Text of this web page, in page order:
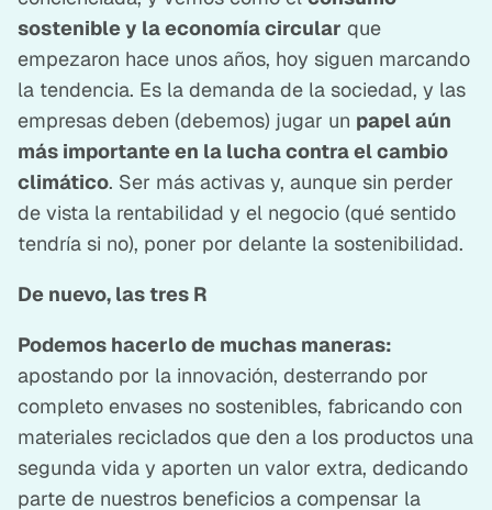
sostenible y la economía circular que
empezaron hace unos años, hoy siguen marcando
la tendencia. Es la demanda de la sociedad, y las
empresas deben (debemos) jugar un papel aún
más importante en la lucha contra el cambio
climático. Ser más activas y, aunque sin perder
de vista la rentabilidad y el negocio (qué sentido
tendría si no), poner por delante la sostenibilidad.
De nuevo, las tres R
Podemos hacerlo de muchas maneras:
apostando por la innovación, desterrando por
completo envases no sostenibles, fabricando con
materiales reciclados que den a los productos una
segunda vida y aporten un valor extra, dedicando
parte de nuestros beneficios a compensar la